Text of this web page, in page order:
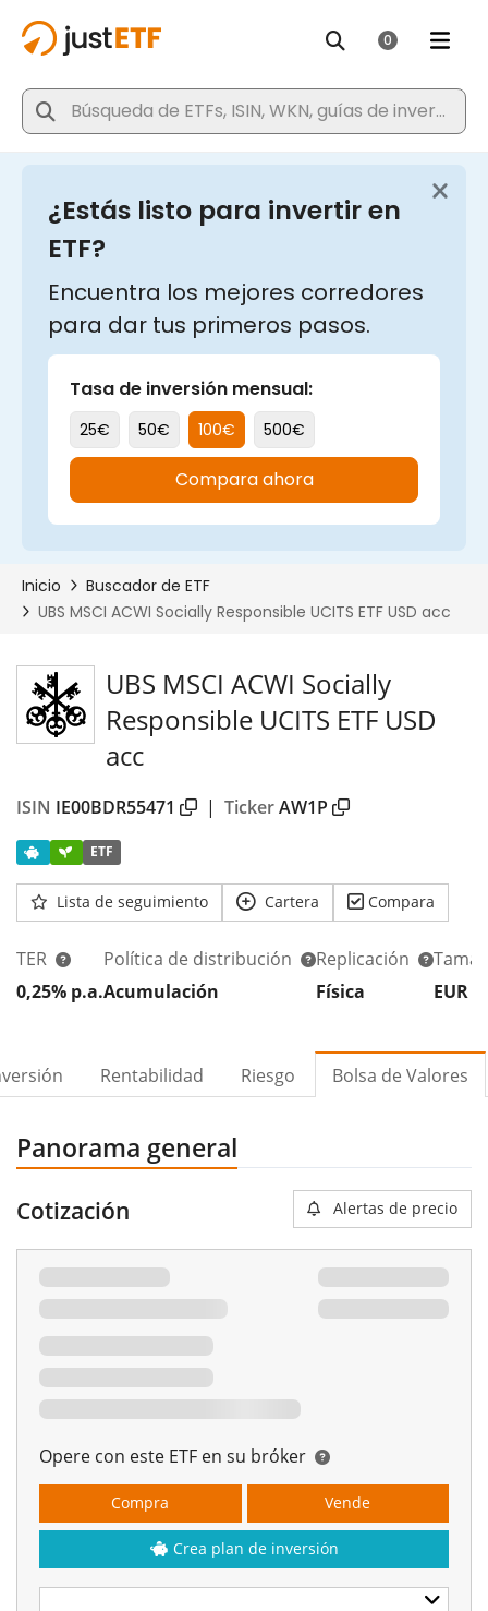
UBS MSCI ACWI Socially
Responsible UCITS ETF USD
acc
ISIN IE00BDR55471 | TickerAW1P
ETF
Lista de seguimiento Cartera Compara
TER
0,25% p.a.
Política de distribución
Acumulación
Replicación
Física
EUR
Rentabilidad Riesgo Bolsa de Valores
Panorama general
Cotización Alertas de precio
Opere con este ETF en su bróker
Compra Vende
Crea plan de inversión